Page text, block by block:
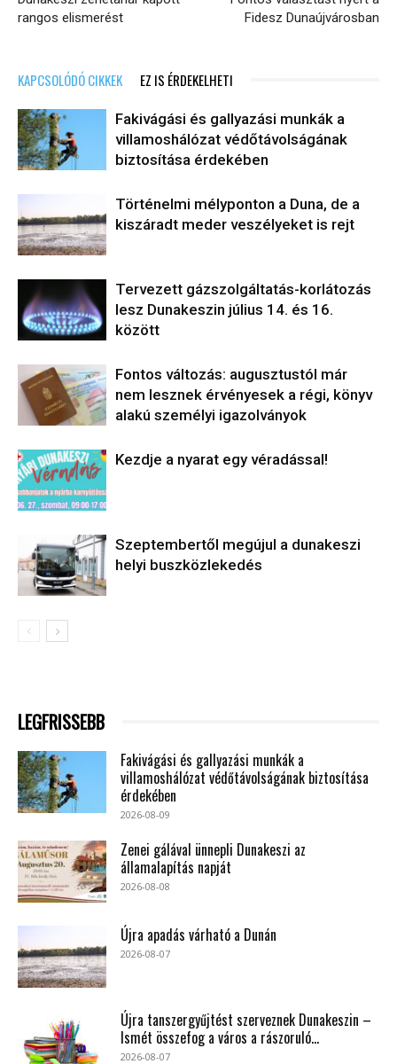
rangos elismerést
Fidesz Dunaújvárosban
KAPCSOLÓDÓ CIKKEK EZ IS ÉRDEKELHETI
Fakivágási és gallyazási munkák a
villamoshálózat védőtávolságának
biztosítása érdekében
Történelmi mélyponton a Duna, de a
kiszáradt meder veszélyeket is rejt
Tervezett gázszolgáltatás-korlátozás
lesz Dunakeszin július 14. és 16.
között
Fontos változás: augusztustól már
nem lesznek érvényesek a régi, könyv
alakú személyi igazolványok
Kezdje a nyarat egy véradással!
Szeptembertől megújul a dunakeszi
helyi buszközlekedés
LEGFRISSEBB
Fakivágási és gallyazási munkák a
villamoshálózat védőtávolságának biztosítása
érdekében
2026-08-09
Zenei gálával ünnepli Dunakeszi az
államalapítás napját
2026-08-08
Újra apadás várható a Dunán
2026-08-07
Újra tanszergyűjtést szerveznek Dunakeszin –
Ismét összefog a város a rászoruló...
2026-08-07